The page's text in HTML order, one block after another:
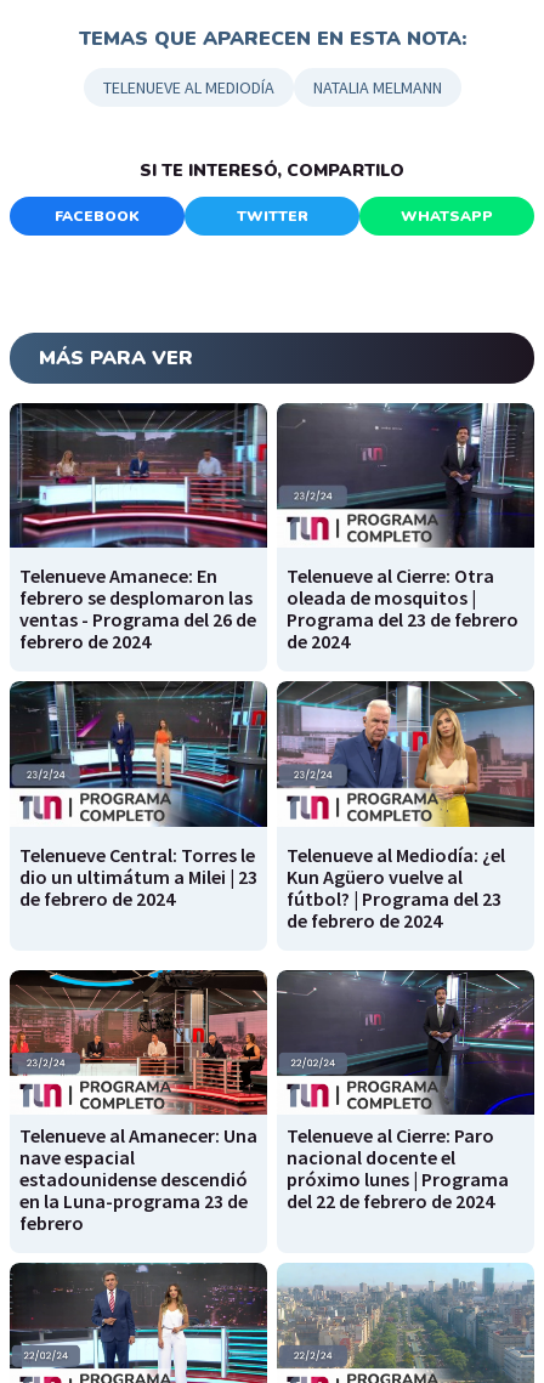
TEMAS QUE APARECEN EN ESTA NOTA:
TELENUEVE AL MEDIODÍA NATALIA MELMANN
SI TE INTERESÓ, COMPARTILO
FACEBOOK TWITTER WHATSAPP
MÁS PARA VER
Telenueve Amanece: En
febrero se desplomaron las
ventas - Programa del 26 de
febrero de 2024
Telenueve al Cierre: Otra
oleada de mosquitos |
Programa del 23 de febrero
de 2024
Telenueve Central: Torres le
dio un ultimátum a Milei | 23
de febrero de 2024
Telenueve al Mediodía: ¿el
Kun Agüero vuelve al
fútbol? | Programa del 23
de febrero de 2024
Telenueve al Amanecer: Una
nave espacial
estadounidense descendió
en la Luna-programa 23 de
febrero
Telenueve al Cierre: Paro
nacional docente el
próximo lunes | Programa
del 22 de febrero de 2024